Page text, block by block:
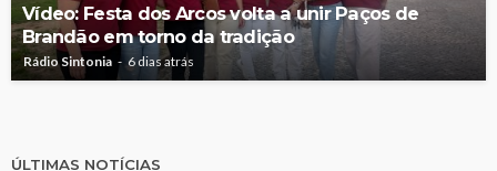
Vídeo: Festa dos Arcos volta a unir Paços de
Brandão em torno da tradição
Rádio Sintonia 6 dias atrás
ÚLTIMAS NOTÍCIAS